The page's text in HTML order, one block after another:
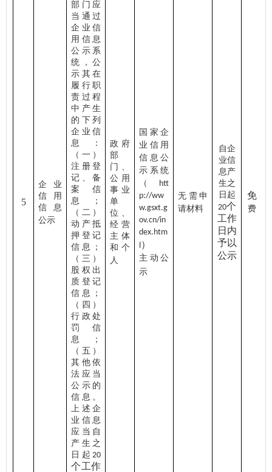
5
企业
信用
信息
公示
部门应
当通过
企业信
用信息
公示系
统，公
示其在
履行职
责过程
中产生
的下列
企业信
息：
（一）
注册登
记、备
案信
息；
（二）
动产抵
押登记
信息；
（三）
股权出
质登记
信息；
（四）
行政处
罚信
息；
（五）
其他依
法应当
公示的
信息。
上述企
业信息
应当自
产生之
日起 20
个工作
政府
部
门、
公用
事业
单
位、
经营
主体
和个
人
国家企
业信用
信息公
示系统
（ htt
p://ww
w.gsxt.g
ov.cn/in
dex.htm
l）
主动公
示
无需申
请材料
自企
业信
息产
生之
日起
20个
工作
日内
予以
公示
免
费